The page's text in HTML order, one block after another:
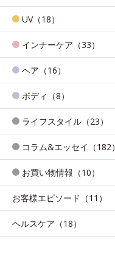
UV（18）
インナーケア（33）
ヘア（16）
ボディ（8）
ライフスタイル（23）
コラム&エッセイ（182）
お買い物情報（10）
お客様エピソード（11）
ヘルスケア（18）